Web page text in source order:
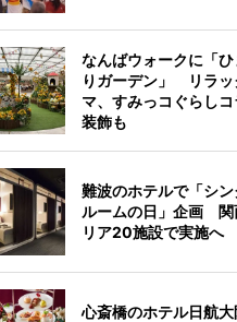
なんばウォークに「ひ
りガーデン」 リラッ
マ、すみっコぐらしコ
装飾も
難波のホテルで「シン
ルームの日」企画 関
リア20施設で実施へ
心斎橋のホテル日航大